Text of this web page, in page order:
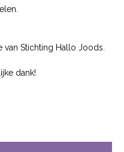
Stichting Hallo Joods.
dank!